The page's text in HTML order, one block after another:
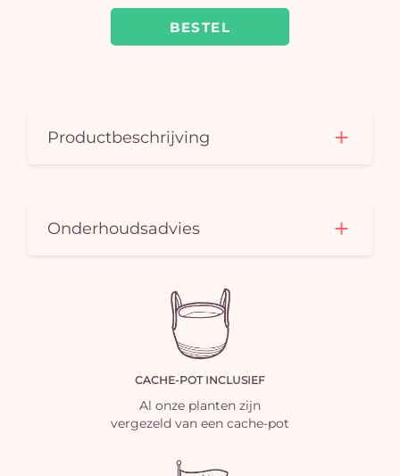
BESTEL
Productbeschrijving
Onderhoudsadvies
CACHE-POT INCLUSIEF
Al onze planten zijn
vergezeld van een cache-pot